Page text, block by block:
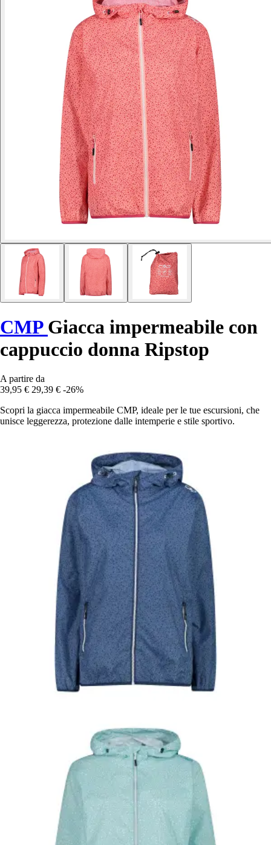
CMP Giacca impermeabile con
cappuccio donna Ripstop
A partire da
39,95 € 29,39 € -26%
Scopri la giacca impermeabile CMP, ideale per le tue escursioni, che
unisce leggerezza, protezione dalle intemperie e stile sportivo.